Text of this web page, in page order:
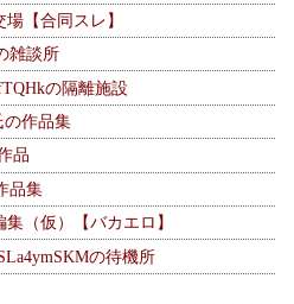
【合同スレ】
雑談所
の隔離施設
の作品集
品
品集
（仮）【バカエロ】
の待機所